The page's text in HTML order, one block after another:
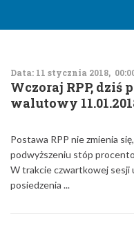
Data: 11 stycznia 2018,
Wczoraj RPP, dziś
walutowy
Postawa RPP nie zmienia
podwyższeniu stóp
W trakcie czwartkowej sesji
posiedzenia ...